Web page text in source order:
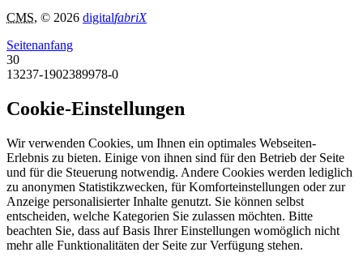
CMS, © 2026 digitalfabriX
Seitenanfang
30
13237-1902389978-0
Cookie-Einstellungen
Wir verwenden Cookies, um Ihnen ein optimales Webseiten-
Erlebnis zu bieten. Einige von ihnen sind für den Betrieb der Seite
und für die Steuerung notwendig. Andere Cookies werden lediglich
zu anonymen Statistikzwecken, für Komforteinstellungen oder zur
Anzeige personalisierter Inhalte genutzt. Sie können selbst
entscheiden, welche Kategorien Sie zulassen möchten. Bitte
beachten Sie, dass auf Basis Ihrer Einstellungen womöglich nicht
mehr alle Funktionalitäten der Seite zur Verfügung stehen.